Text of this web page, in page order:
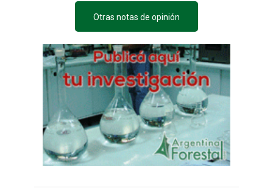
Otras notas de opinión